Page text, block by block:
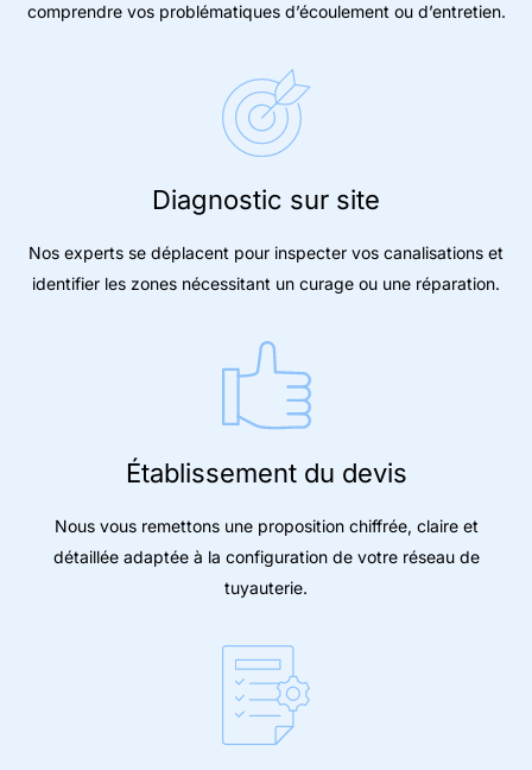
comprendre vos problématiques d’écoulement ou d’entretien.
Diagnostic sur site
Nos experts se déplacent pour inspecter vos canalisations et
identifier les zones nécessitant un curage ou une réparation.
Établissement du devis
Nous vous remettons une proposition chiffrée, claire et
détaillée adaptée à la configuration de votre réseau de
tuyauterie.